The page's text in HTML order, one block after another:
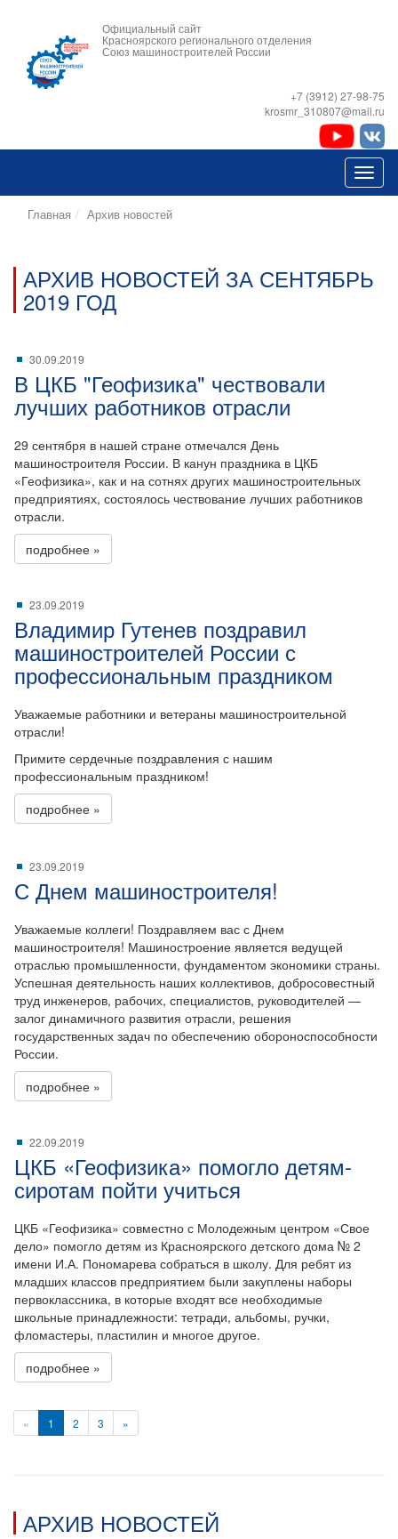
Официальный сайт
Красноярского регионального отделения
Союз машиностроителей России
+7 (3912) 27-98-75
krosmr_310807@mail.ru
Главная Архив новостей
АРХИВ НОВОСТЕЙ ЗА СЕНТЯБРЬ
2019 ГОД
30.09.2019
В ЦКБ "Геофизика" чествовали
лучших работников отрасли
29 сентября в нашей стране отмечался День
машиностроителя России. В канун праздника в ЦКБ
«Геофизика», как и на сотнях других машиностроительных
предприятиях, состоялось чествование лучших работников
отрасли.
подробнее »
23.09.2019
Владимир Гутенев поздравил
машиностроителей России с
профессиональным праздником
Уважаемые работники и ветераны машиностроительной
отрасли!
Примите сердечные поздравления с нашим
профессиональным праздником!
подробнее »
23.09.2019
С Днем машиностроителя!
Уважаемые коллеги! Поздравляем вас с Днем
машиностроителя! Машиностроение является ведущей
отраслью промышленности, фундаментом экономики страны.
Успешная деятельность наших коллективов, добросовестный
труд инженеров, рабочих, специалистов, руководителей —
залог динамичного развития отрасли, решения
государственных задач по обеспечению обороноспособности
России.
подробнее »
22.09.2019
ЦКБ «Геофизика» помогло детям-
сиротам пойти учиться
ЦКБ «Геофизика» совместно с Молодежным центром «Свое
дело» помогло детям из Красноярского детского дома № 2
имени И.А. Пономарева собраться в школу. Для ребят из
младших классов предприятием были закуплены наборы
первоклассника, в которые входят все необходимые
школьные принадлежности: тетради, альбомы, ручки,
фломастеры, пластилин и многое другое.
подробнее »
« 1 2 3 »
АРХИВ НОВОСТЕЙ